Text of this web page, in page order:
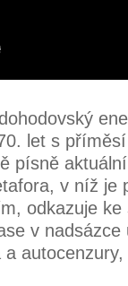
let s
písně
v níž je
odkazuje
v nadsázce